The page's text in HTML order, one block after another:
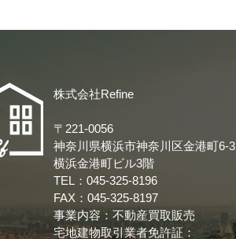
株式会社Refine
〒221-0056
神奈川県横浜市神奈川区金港町6-3
​横浜金港町ビル3階
TEL：045-325-8196
FAX：045-325-8197
事業内容：不動産買取販売
宅地建物取引業者免許証：